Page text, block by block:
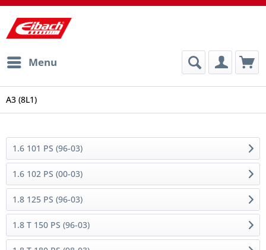
Menu
A3 (8L1)
1.6 101 PS (96-03)
1.6 102 PS (00-03)
1.8 125 PS (96-03)
1.8 T 150 PS (96-03)